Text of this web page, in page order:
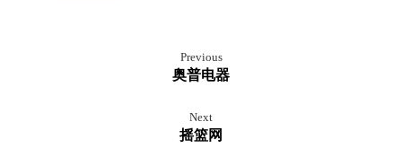
Previous
奥普电器
Next
摇篮网